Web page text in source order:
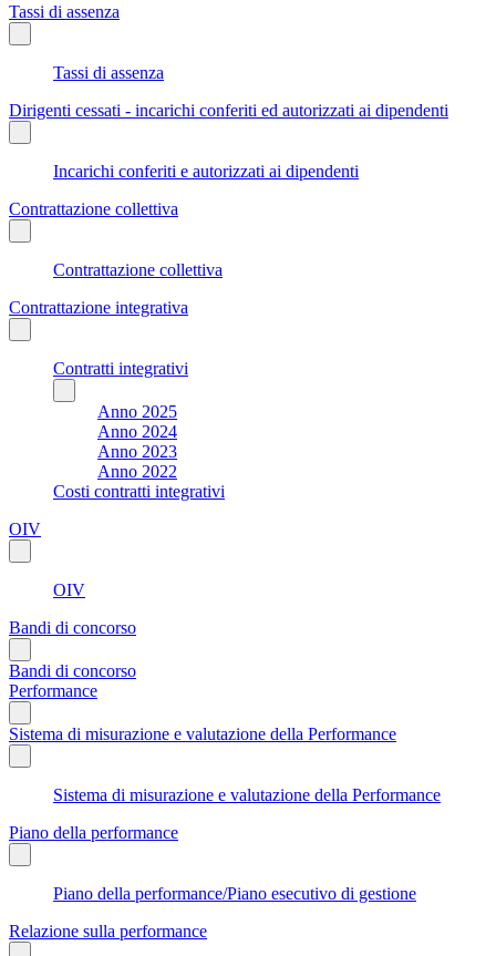
Tassi di assenza
Tassi di assenza
Dirigenti cessati - incarichi conferiti ed autorizzati ai dipendenti
Incarichi conferiti e autorizzati ai dipendenti
Contrattazione collettiva
Contrattazione collettiva
Contrattazione integrativa
Contratti integrativi
Anno 2025
Anno 2024
Anno 2023
Anno 2022
Costi contratti integrativi
OIV
OIV
Bandi di concorso
Bandi di concorso
Performance
Sistema di misurazione e valutazione della Performance
Sistema di misurazione e valutazione della Performance
Piano della performance
Piano della performance/Piano esecutivo di gestione
Relazione sulla performance